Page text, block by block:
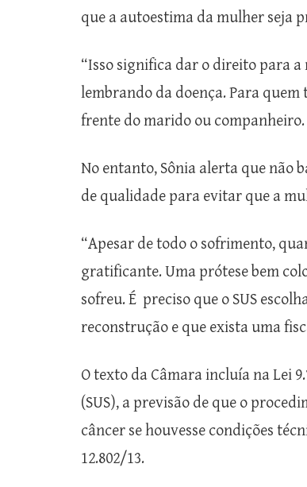
que a autoestima da mulher seja
“Isso significa dar o direito para
lembrando da doença. Para
frente do marido ou
No entanto, Sônia alerta que não
de qualidade para evitar que a
“Apesar de todo o sofrimento,
gratificante. Uma prótese bem
sofreu. É preciso que o SUS
reconstrução e que exista uma
O texto da Câmara incluía na Lei
(SUS), a previsão de que o
câncer se houvesse condições
12.802/13.